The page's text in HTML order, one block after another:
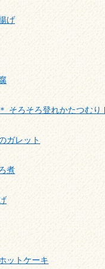
げ
そろそろ登れかたつむり
ガレット
煮
ットケーキ